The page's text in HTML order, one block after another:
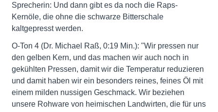
Sprecherin: Und dann gibt es da noch die Raps-
Kernöle, die ohne die schwarze Bitterschale
kaltgepresst werden.
O-Ton 4 (Dr. Michael Raß, 0:19 Min.): "Wir pressen nur
den gelben Kern, und das machen wir auch noch in
gekühlten Pressen, damit wir die Temperatur reduzieren
und damit haben wir ein besonders reines, feines Öl mit
einem milden nussigen Geschmack. Wir beziehen
unsere Rohware von heimischen Landwirten, die für uns